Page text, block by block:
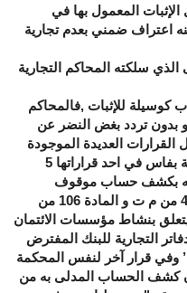
الإثبات المعمول بها في
يفهم منه اعتراف ضمني بعدم تجارية
الذي سلكته المحاكم التجارية
للإثبات ,فالمحاكم
و بدون تردد بغض النضر عن
العديدة الموجودة
بين أيدينا ,فقد ذهبت المحكمة التجارية بفاس في احد قراراتها 5
بكشف حساب موقوف
بتاريخ...و حيث انه بمقتضى المادة 492 من م ت و المادة 106 من
قانون يتعلق بنشاط مؤسسات الائتمان
التجارية للبنك المفترض
وفي قرار آخر لنفس المحكمة
أن كشف الحساب المدلى به من